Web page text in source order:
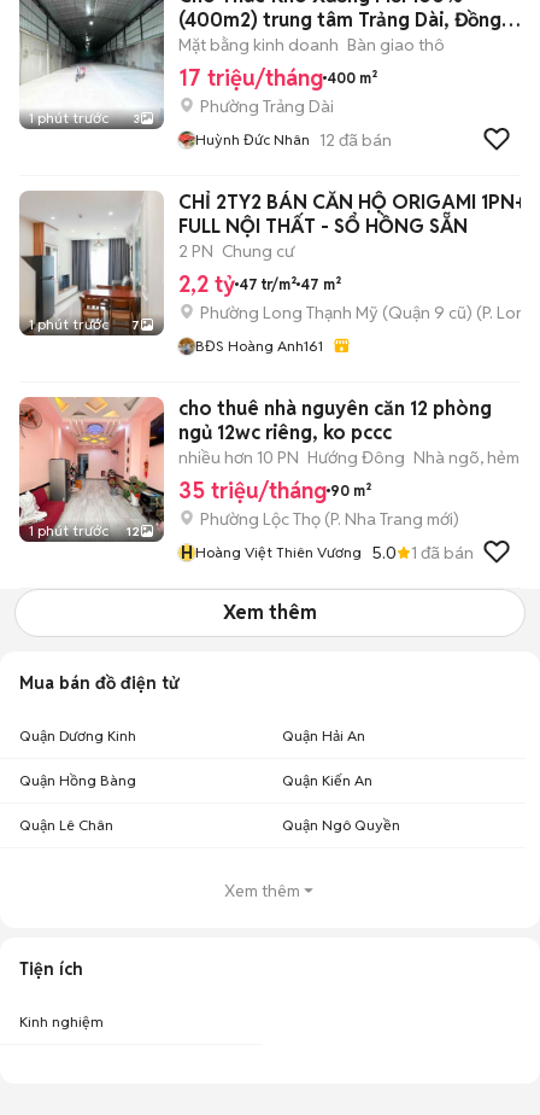
1 phút trước 3
(400m2) trung tâm Trảng Dài, Đồng
Nai
Mặt bằng kinh doanh Bàn giao thô
17 triệu/tháng 400 m²
Phường Trảng Dài
Huỳnh Đức Nhân 12 đã bán
1 phút trước 7
CHỈ 2TY2 BÁN CĂN HỘ ORIGAMI 1PN+
FULL NỘI THẤT - SỔ HỒNG SẴN
2 PN Chung cư
2,2 tỷ 47 tr/m² 47 m²
Phường Long Thạnh Mỹ (Quận 9 cũ) (P.
BĐS Hoàng Anh161
1 phút trước 12
cho thuê nhà nguyên căn 12 phòng
ngủ 12wc riêng, ko pccc
nhiều hơn 10 PN Hướng Đông Nhà ngõ, hẻm
35 triệu/tháng 90 m²
Phường Lộc Thọ (P. Nha Trang mới)
HHoàng Việt Thiên Vương 5.0 1 đã bán
Xem thêm
Mua bán đồ điện tử
Quận Dương Kinh Quận Hải An
Quận Hồng Bàng Quận Kiến An
Quận Lê Chân Quận Ngô Quyền
Xem thêm
Tiện ích
Kinh nghiệm